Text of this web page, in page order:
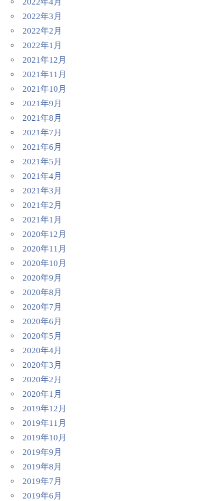
2022年3月
2022年2月
2022年1月
2021年12月
2021年11月
2021年10月
2021年9月
2021年8月
2021年7月
2021年6月
2021年5月
2021年4月
2021年3月
2021年2月
2021年1月
2020年12月
2020年11月
2020年10月
2020年9月
2020年8月
2020年7月
2020年6月
2020年5月
2020年4月
2020年3月
2020年2月
2020年1月
2019年12月
2019年11月
2019年10月
2019年9月
2019年8月
2019年7月
2019年6月